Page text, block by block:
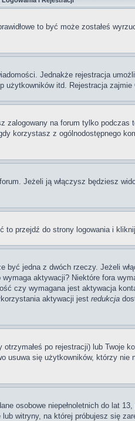
to być może zostałeś
Jednakże rejestracja
itd. Rejestracja
zalogowany na forum tylko
korzystasz z ogólnodostępnego
Jeżeli ją włączysz będziesz
to przejdź do strony logowania i
jedna z dwóch rzeczy. Jeżeli
aktywacji? Niektóre fora
czy wymagana jest aktywacja
aktywacji jest redukcja
po rejestracji) lub Twoje
usuwa się użytkowników, którzy
osobowe niepełnoletnich do lat
witryny, na której próbujesz się